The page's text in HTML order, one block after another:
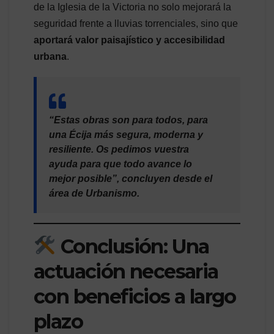
de la Iglesia de la Victoria no solo mejorará la
seguridad frente a lluvias torrenciales, sino que
aportará valor paisajístico y accesibilidad
urbana.
“Estas obras son para todos, para
una Écija más segura, moderna y
resiliente. Os pedimos vuestra
ayuda para que todo avance lo
mejor posible”, concluyen desde el
área de Urbanismo.
Conclusión: Una
actuación necesaria
con beneficios a largo
plazo